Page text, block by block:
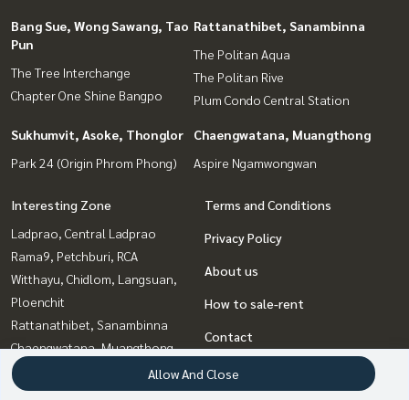
Bang Sue, Wong Sawang, Tao
Pun
The Tree Interchange
Chapter One Shine Bangpo
Rattanathibet, Sanambinna
The Politan Aqua
The Politan Rive
Plum Condo Central Station
Sukhumvit, Asoke, Thonglor
Park 24 (Origin Phrom Phong)
Chaengwatana, Muangthong
Aspire Ngamwongwan
Interesting Zone
Ladprao, Central Ladprao
Rama9, Petchburi, RCA
Witthayu, Chidlom, Langsuan,
Ploenchit
Rattanathibet, Sanambinna
Chaengwatana, Muangthong
Sukhumvit, Asoke, Thonglor
Bangna, Bearing, Lasalle
Terms and Conditions
Privacy Policy
About us
How to sale-rent
Contact
Allow And Close